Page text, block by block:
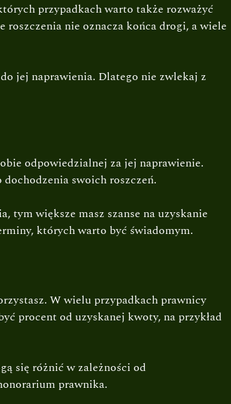
przypadkach warto także rozważyć
nie oznacza końca drogi, a wiele
jej naprawienia. Dlatego nie zwlekaj z
odpowiedzialnej za jej naprawienie.
swoich roszczeń.
tym większe masz szanse na uzyskanie
których warto być świadomym.
W wielu przypadkach prawnicy
procent od uzyskanej kwoty, na przykład
się różnić w zależności od
prawnika.